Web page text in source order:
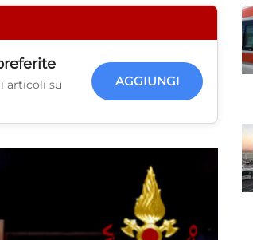
articoli su
AGGIUNGI